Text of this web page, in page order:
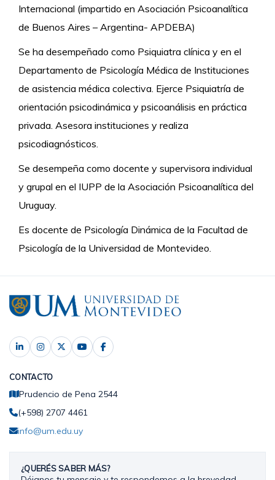
Internacional (impartido en Asociación Psicoanalítica
de Buenos Aires – Argentina- APDEBA)
Se ha desempeñado como Psiquiatra clínica y en el
Departamento de Psicología Médica de Instituciones
de asistencia médica colectiva. Ejerce Psiquiatría de
orientación psicodinámica y psicoanálisis en práctica
privada. Asesora instituciones y realiza
psicodiagnósticos.
Se desempeña como docente y supervisora individual
y grupal en el IUPP de la Asociación Psicoanalítica del
Uruguay.
Es docente de Psicología Dinámica de la Facultad de
Psicología de la Universidad de Montevideo.
CONTACTO
Prudencio de Pena 2544
(+598) 2707 4461
info@um.edu.uy
¿QUERÉS SABER MÁS?